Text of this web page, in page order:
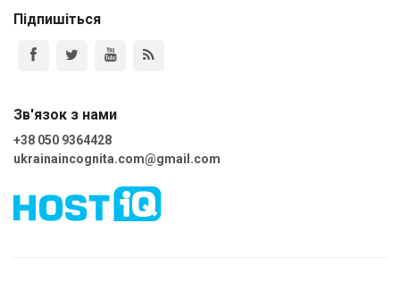
Підпишіться
Зв'язок з нами
+38 050 9364428
ukrainaincognita.com@gmail.com